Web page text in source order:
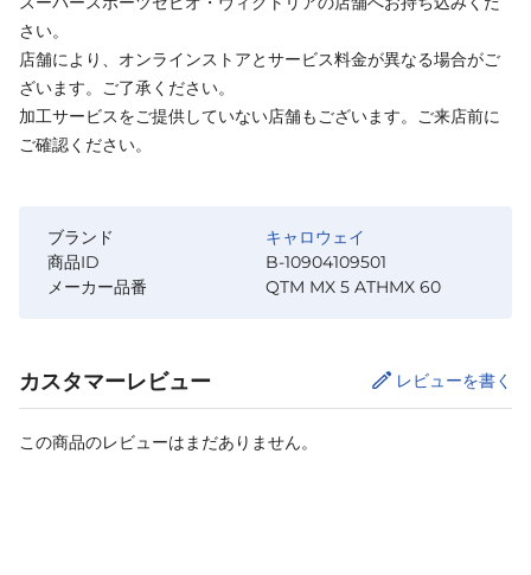
さい。
店舗により、オンラインストアとサービス料金が異なる場合がご
ざいます。ご了承ください。
加工サービスをご提供していない店舗もございます。ご来店前に
ご確認ください。
ブランド
キャロウェイ
商品ID
B-10904109501
メーカー品番
QTM MX 5 ATHMX 60
カスタマーレビュー レビューを書く
この商品のレビューはまだありません。